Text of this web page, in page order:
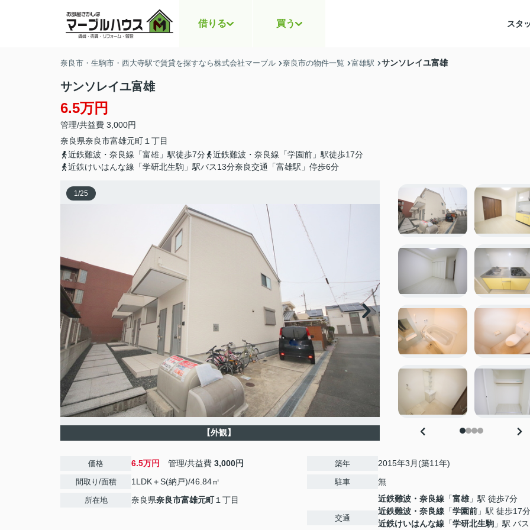
借りる 買う スタ
奈良市・生駒市・西大寺駅で賃貸を探すなら株式会社マーブル 奈良市の物件一覧 富雄駅 サンソレイユ富雄
サンソレイユ富雄
6.5万円
管理/共益費 3,000円
奈良県奈良市富雄元町 １丁目
近鉄難波・奈良線「富雄」駅徒歩7分
近鉄難波・奈良線「学園前」駅徒歩17分
近鉄けいはんな線「学研北生駒」駅バス13分奈良交通「富雄駅」停歩6分
1/25
【外観】
価格 6.5万円 管理/共益費 3,000円
間取り/面積 1LDK＋S(納戸)/46.84㎡
所在地 奈良県奈良市富雄元町１丁目
築年 2015年3月(築11年)
駐車 無
交通
近鉄難波・奈良線 「富雄」駅 徒歩7分
近鉄難波・奈良線 「学園前 」駅 徒歩17分
近鉄けいはんな線 「学研北生駒 」駅 バ